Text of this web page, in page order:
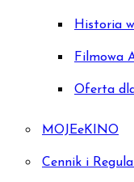
Historia
Filmowa
Oferta
MOJEeKINO
Cennik i